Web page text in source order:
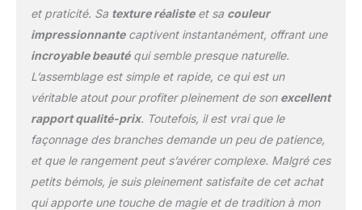
et praticité. Sa texture réalisteet sa couleur
impressionnantecaptivent instantanément, offrant une
incroyable beautéqui semble presque naturelle.
L’assemblage est simple et rapide, ce qui est un
véritable atout pour profiter pleinement de son excellent
rapport qualité-prix. Toutefois, il est vrai que le
façonnage des branches demande un peu de patience,
et que le rangement peut s’avérer complexe. Malgré ces
petits bémols, je suis pleinement satisfaite de cet achat
qui apporte une touche de magie et de tradition à mon